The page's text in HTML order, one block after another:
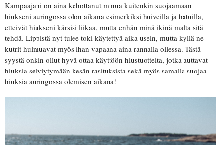
Kampaajani on aina kehottanut minua kuitenkin suojaamaan
hiukseni auringossa olon aikana esimerkiksi huiveilla ja hatuilla,
etteivät hiukseni kärsisi liikaa, mutta enhän minä ikinä malta sitä
tehdä. Lippistä nyt tulee toki käytettyä aika usein, mutta kyllä ne
kutrit hulmuavat myös ihan vapaana aina rannalla ollessa. Tästä
syystä onkin ollut hyvä ottaa käyttöön hiustuotteita, jotka auttavat
hiuksia selviytymään kesän rasituksista sekä myös samalla suojaa
hiuksia auringossa olemisen aikana!